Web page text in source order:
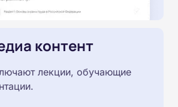
контент
лекции, обучающие